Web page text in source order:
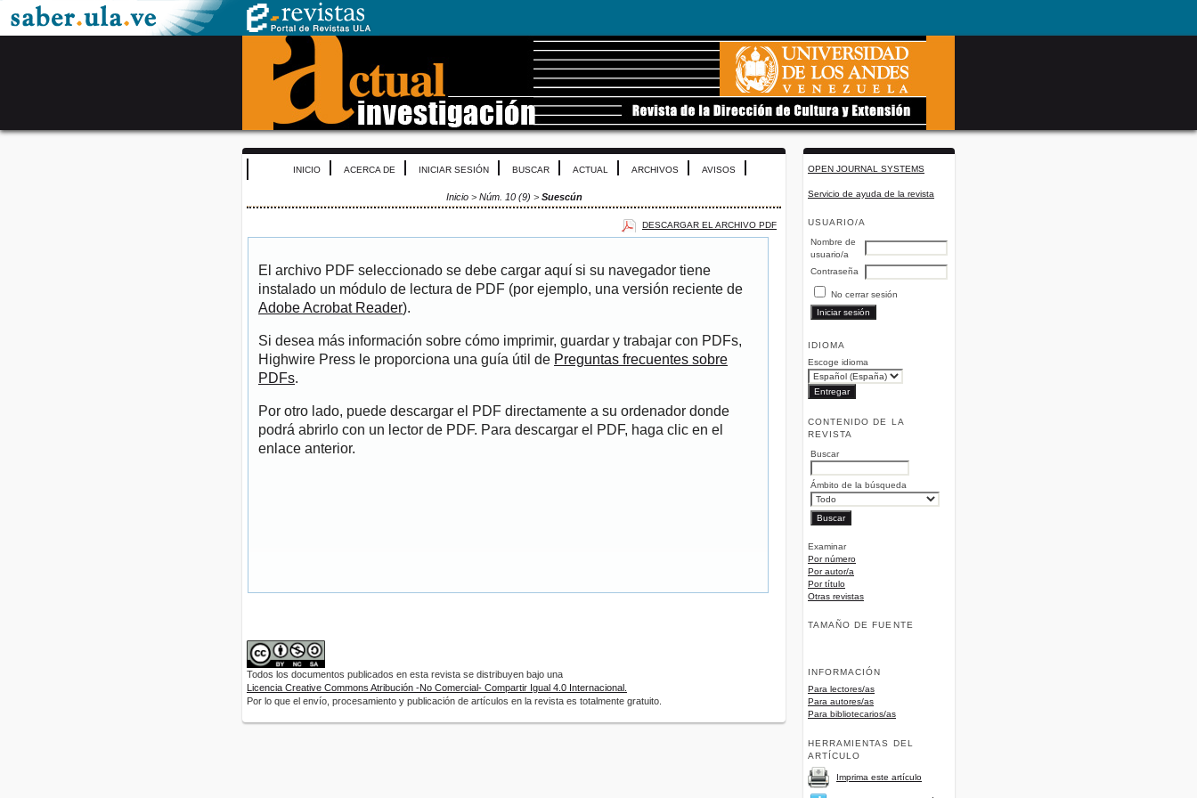
OPEN JOURNAL SYSTEMS
Servicio de ayuda de la revista
USUARIO/A
Nombre de
usuario/a
Contraseña
No cerrar sesión
IDIOMA
Escoge idioma
CONTENIDO DE LA
REVISTA
Buscar
Ámbito de la búsqueda
Examinar
Por número
Por autor/a
Por título
Otras revistas
TAMAÑO DE FUENTE
INFORMACIÓN
Para lectores/as
Para autores/as
Para bibliotecarios/as
HERRAMIENTAS DEL
ARTÍCULO
Imprima este artículo
INICIO ACERCA DE INICIAR SESIÓN BUSCAR ACTUAL ARCHIVOS AVISOS
Inicio> Núm. 10 (9) > Suescún
DESCARGAR EL ARCHIVO PDF
El archivo PDF seleccionado se debe cargar aquí si su navegador tiene
instalado un módulo de lectura de PDF (por ejemplo, una versión reciente de
Adobe Acrobat Reader).
Si desea más información sobre cómo imprimir, guardar y trabajar con PDFs,
Highwire Press le proporciona una guía útil de Preguntas frecuentes sobre
PDFs.
Por otro lado, puede descargar el PDF directamente a su ordenador donde
podrá abrirlo con un lector de PDF. Para descargar el PDF, haga clic en el
enlace anterior.
Todos los documentos publicados en esta revista se distribuyen bajo una
Licencia Creative Commons Atribución -No Comercial- Compartir Igual 4.0 Internacional.
Por lo que el envío, procesamiento y publicación de artículos en la revista es totalmente gratuito.